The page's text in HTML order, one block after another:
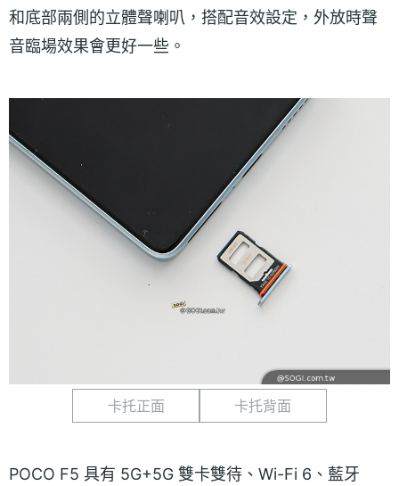
和底部兩側的立體聲喇叭，搭配音效設定，外放時聲
音臨場效果會更好一些。
卡托正面 卡托背面
POCO F5 具有 5G+5G 雙卡雙待、Wi-Fi 6、藍牙